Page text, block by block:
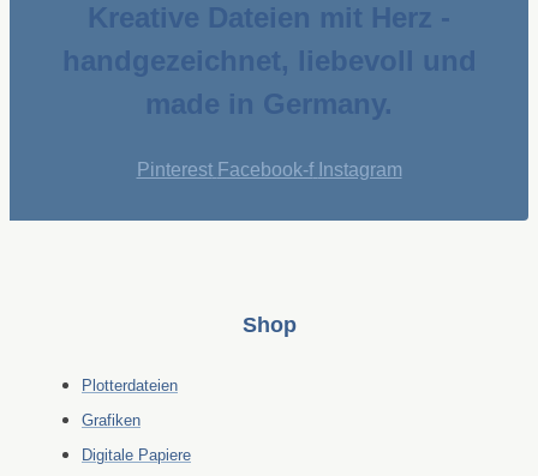
Kreative Dateien mit Herz -
handgezeichnet, liebevoll und
made in Germany.
Pinterest Facebook-f Instagram
Shop
Plotterdateien
Grafiken
Digitale Papiere